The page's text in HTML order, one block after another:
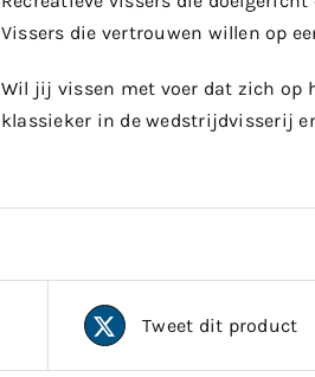
Vissers die vertrouwen willen op
Wil jij vissen met voer dat zich op
klassieker in de wedstrijdvisserij
Tweet dit product